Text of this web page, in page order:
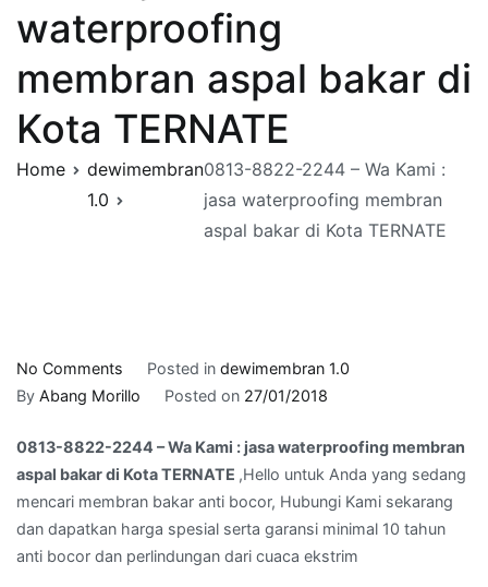
waterproofing
membran aspal bakar di
Kota TERNATE
Home
dewimembran
1.0
0813-8822-2244 – Wa Kami :
jasa waterproofing membran
aspal bakar di Kota TERNATE
No Comments
0813-
2244
–
Wa
Kami
Posted in dewimembran 1.0
By Abang Morillo Posted on 27/01/2018
0813-8822-2244 – Wa Kami : jasa waterproofing membran
aspal bakar di Kota TERNATE ,Hello untuk Anda yang sedang
mencari membran bakar anti bocor, Hubungi Kami sekarang
dan dapatkan harga spesial serta garansi minimal 10 tahun
anti bocor dan perlindungan dari cuaca ekstrim